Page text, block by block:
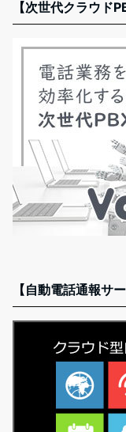
【次世代クラウド
【自動電話通報サ